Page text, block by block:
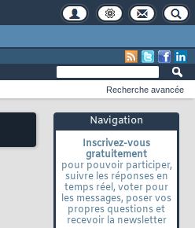
Navigation
Inscrivez-vous
gratuitement
pour pouvoir participer,
suivre les réponses en
temps réel, voter pour
les messages, poser vos
propres questions et
recevoir la newsletter
Recherche avancée